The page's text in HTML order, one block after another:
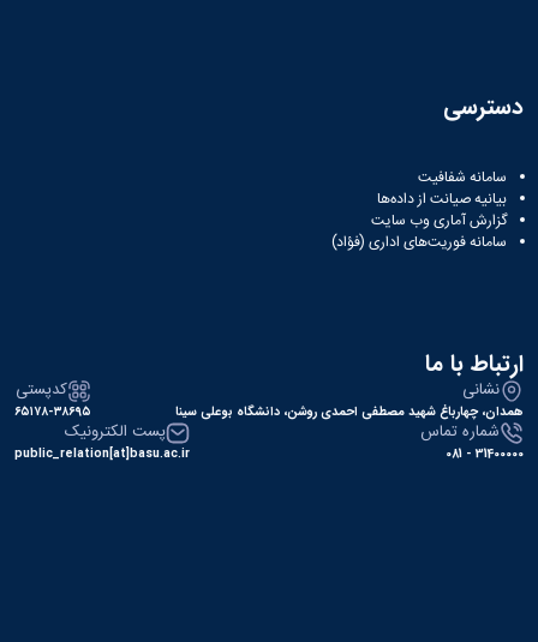
دسترسی
سامانه شفافیت
بیانیه صیانت از داده‌ها
گزارش آماری وب‌ سایت
سامانه فوریت‌های اداری (فؤاد)
ارتباط با ما
نشانی
همدان، چهارباغ شهید مصطفی احمدی روشن، دانشگاه بوعلی سینا
کدپستی
۶۵۱۷۸-۳۸۶۹۵
شماره تماس
31400000 - 081
پست الکترونیک
public_relation[at]basu.ac.ir